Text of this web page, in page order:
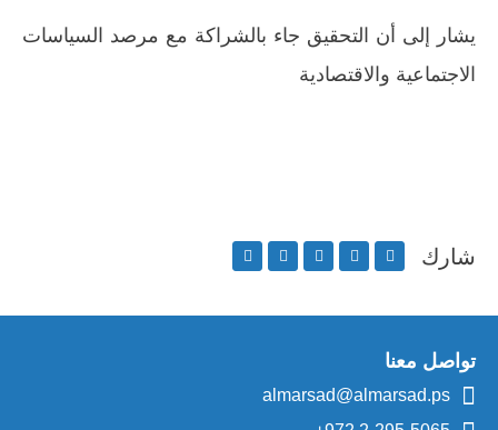
يشار إلى أن التحقيق جاء بالشراكة مع مرصد السياسات
الاجتماعية والاقتصادية
شارك
تواصل معنا
almarsad@almarsad.ps